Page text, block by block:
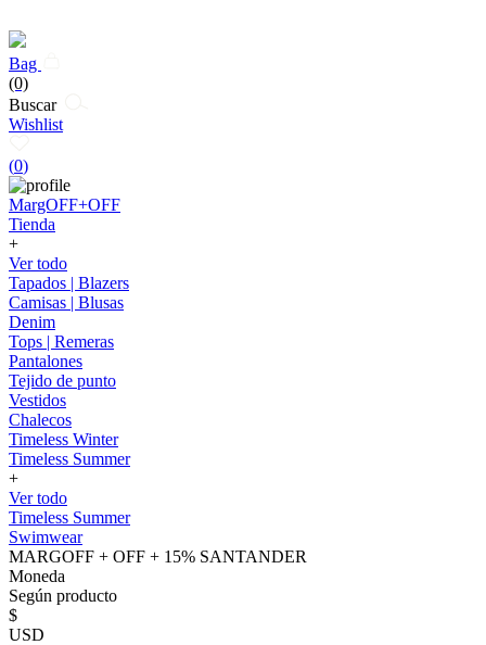
Bag
(0)
Buscar
Wishlist
(0)
MargOFF+OFF
Tienda
+
Ver todo
Tapados | Blazers
Camisas | Blusas
Denim
Tops | Remeras
Pantalones
Tejido de punto
Vestidos
Chalecos
Timeless Winter
Timeless Summer
+
Ver todo
Timeless Summer
Swimwear
MARGOFF + OFF + 15% SANTANDER
Moneda
Según producto
$
USD